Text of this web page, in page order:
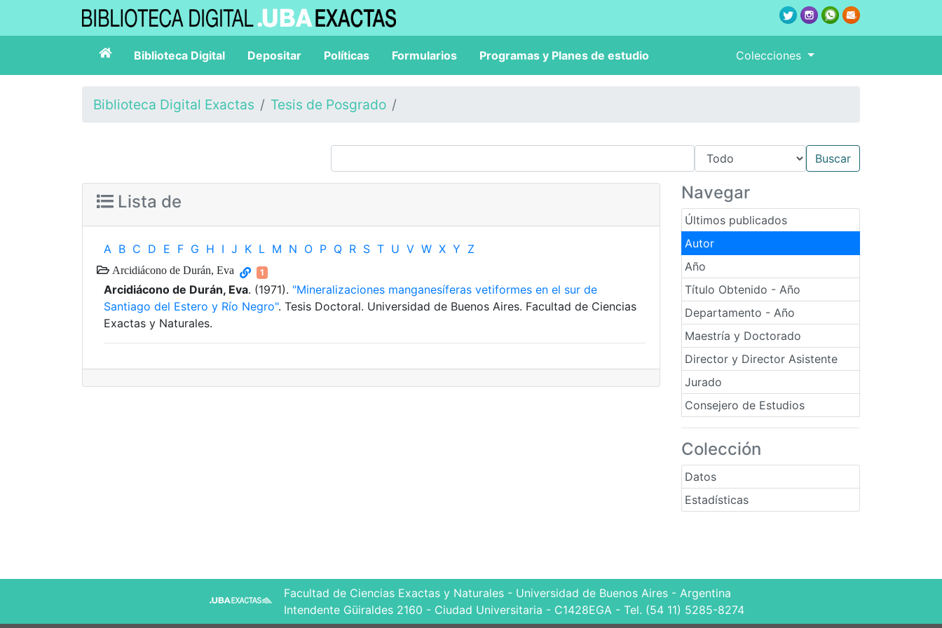
Biblioteca Digital Depositar Políticas Formularios Programas y Planes de estudio Colecciones
Biblioteca Digital Exactas Tesis de Posgrado
Navegar
Últimos publicados
Autor
Año
Título Obtenido - Año
Departamento - Año
Maestría y Doctorado
Director y Director Asistente
Jurado
Consejero de Estudios
Colección
Datos
Estadísticas
Lista de
A B C D E F G H I J K L M N O P Q R S T U V W X Y Z
Arcidiácono de Durán, Eva 1
Arcidiácono de Durán, Eva. (1971). "Mineralizaciones manganesíferas vetiformes en el sur de
Santiago del Estero y Río Negro". Tesis Doctoral. Universidad de Buenos Aires. Facultad de Ciencias
Exactas y Naturales.
Facultad de Ciencias Exactas y Naturales - Universidad de Buenos Aires - Argentina
Intendente Güiraldes 2160 - Ciudad Universitaria - C1428EGA - Tel. (54 11) 5285-8274